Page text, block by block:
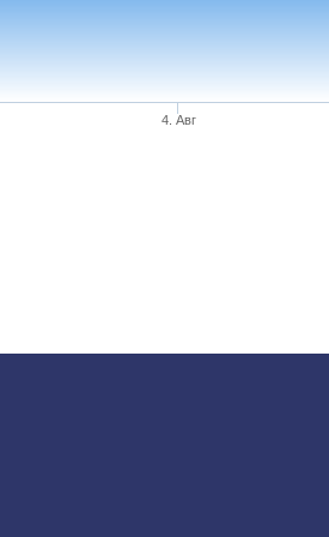
4. Авг